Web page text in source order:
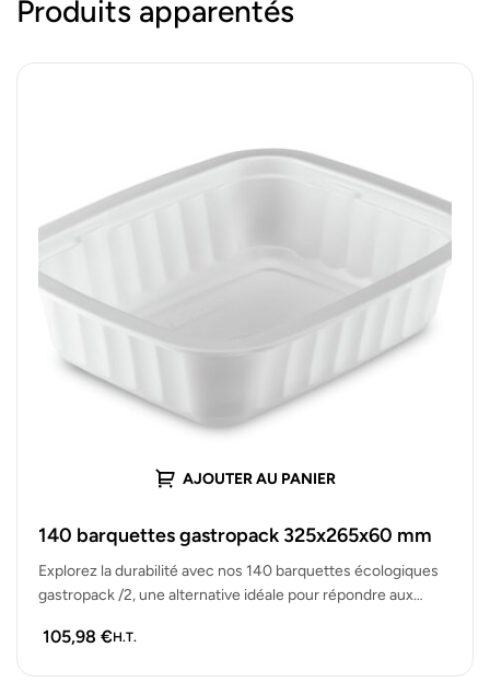
Produits apparentés
AJOUTER AU PANIER
140 barquettes gastropack 325x265x60 mm
Explorez la durabilité avec nos 140 barquettes écologiques
gastropack /2, une alternative idéale pour répondre aux
105,98 €H.T.